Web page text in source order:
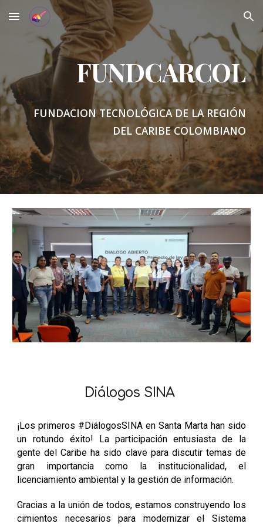
Skip to main content Skip to navigation
FUNDCARCOL
FUNDACION TECNOLÓGICA DE LA REGIÓN
DEL CARIBE COLOMBIANO
Diálogos SINA
¡Los primeros #DiálogosSINA en Santa Marta han sido
un rotundo éxito! La participación entusiasta de la
gente del Caribe ha sido clave para discutir temas de
gran importancia como la institucionalidad, el
licenciamiento ambiental y la gestión de información.
Gracias a la unión de todos, estamos construyendo los
cimientos necesarios para modernizar el Sistema